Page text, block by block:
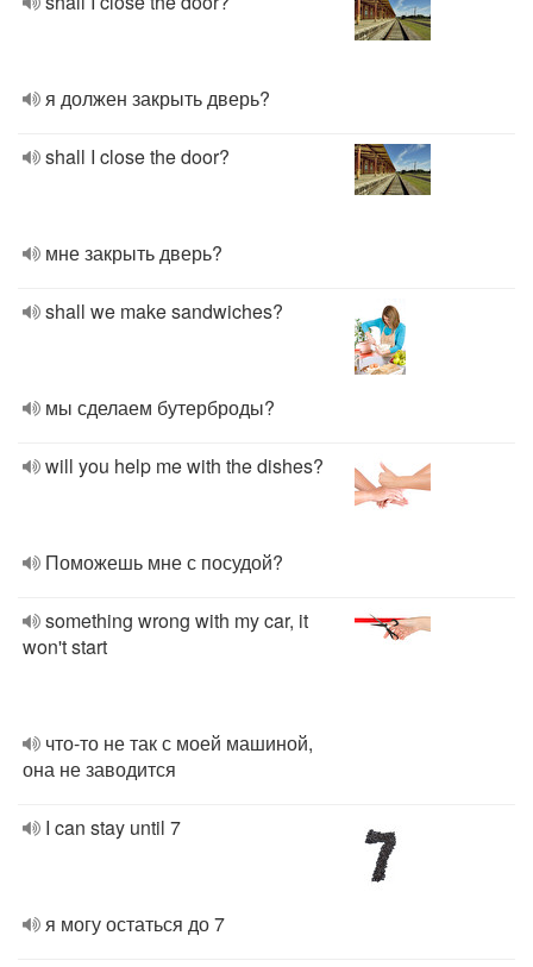
я должен закрыть дверь?
shall I close the door?
мне закрыть дверь?
shall we make sandwiches?
мы сделаем бутерброды?
will you help me with the dishes?
Поможешь мне с посудой?
something wrong with my car, it
won't start
что-то не так с моей машиной,
она не заводится
I can stay until 7
я могу остаться до 7